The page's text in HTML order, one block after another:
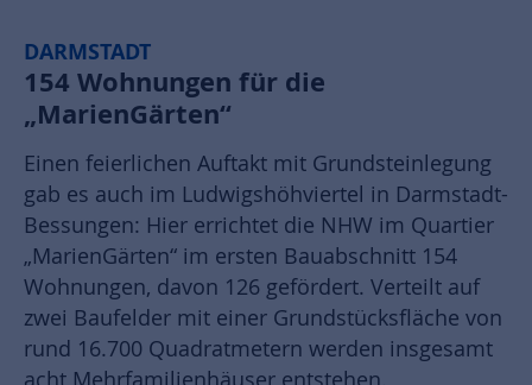
DARMSTADT
154 Wohnungen für die
„MarienGärten“
Einen feierlichen Auftakt mit Grundsteinlegung
gab es auch im Ludwigshöhviertel in Darmstadt-
Bessungen: Hier errichtet die NHW im Quartier
„MarienGärten“ im ersten Bauabschnitt 154
Wohnungen, davon 126 gefördert. Verteilt auf
zwei Baufelder mit einer Grundstücksfläche von
rund 16.700 Quadratmetern werden insgesamt